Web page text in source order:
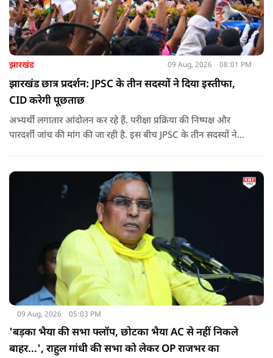
झारखंड 09 Aug, 2026 08:01 PM
झारखंड छात्र प्रदर्शन: JPSC के तीन सदस्यों ने दिया इस्तीफा,
CID करेगी पूछताछ
अभ्यर्थी लगातार आंदोलन कर रहे हैं. परीक्षा प्रक्रिया की निष्पक्ष और
पारदर्शी जांच की मांग की जा रही है. इस बीच JPSC के तीन सदस्यों ने
09 Aug, 2026 05:03 PM
'बड़का भैया की सभा फ्लॉप, छोटका भैया AC से नहीं निकले
बाहर...', राहुल गांधी की सभा को लेकर OP राजभर का